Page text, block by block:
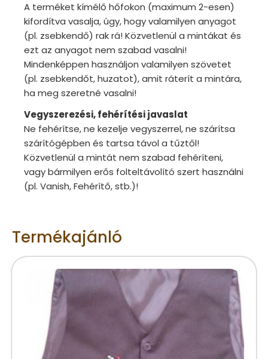
A terméket kímélő hőfokon (maximum 2-esen)
kifordítva vasalja, úgy, hogy valamilyen anyagot
(pl. zsebkendő) rak rá! Közvetlenül a mintákat és
ezt az anyagot nem szabad vasalni!
Mindenképpen használjon valamilyen szövetet
(pl. zsebkendőt, huzatot), amit ráterít a mintára,
ha meg szeretné vasalni!
Vegyszerezési, fehérítési javaslat
Ne fehérítse, ne kezelje vegyszerrel, ne szárítsa
szárítógépben és tartsa távol a tűztől!
Közvetlenül a mintát nem szabad fehéríteni,
vagy bármilyen erős folteltávolító szert használni
(pl. Vanish, Fehérítő, stb.)!
Termékajánló